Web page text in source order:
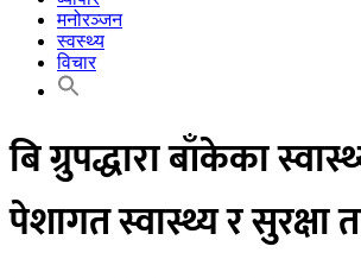
मनोरञ्जन
स्वस्थ्य
विचार
बि ग्रुपद्धारा बाँकेका
पेशागत स्वास्थ्य र सुरक्षा